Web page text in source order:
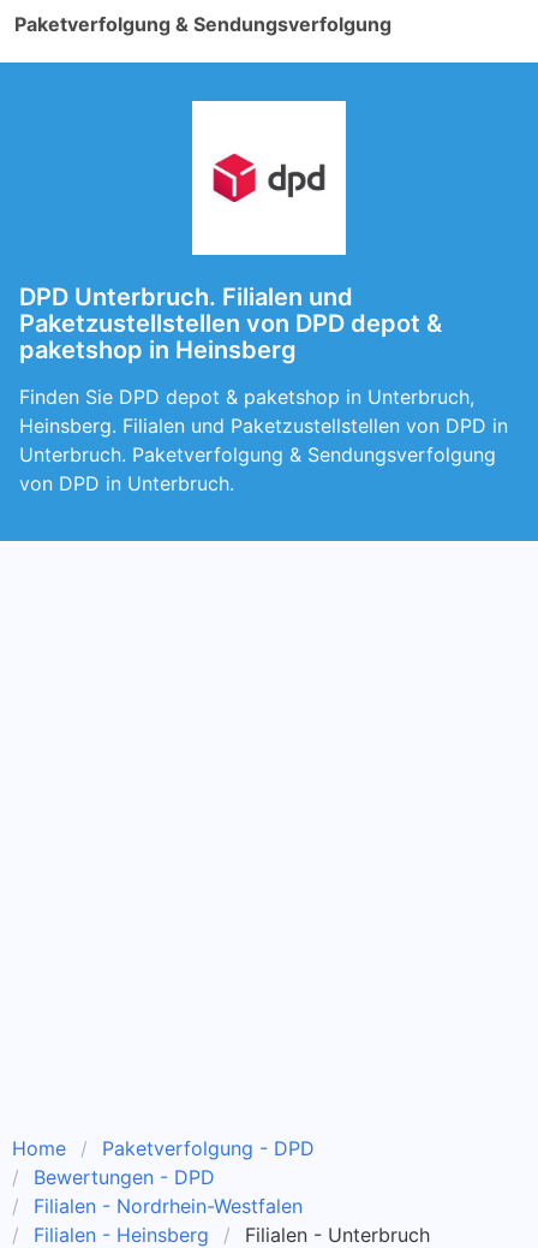
Paketverfolgung & Sendungsverfolgung
DPD Unterbruch. Filialen und
Paketzustellstellen von DPD depot &
paketshop in Heinsberg
Finden Sie DPD depot & paketshop in Unterbruch,
Heinsberg. Filialen und Paketzustellstellen von DPD in
Unterbruch. Paketverfolgung & Sendungsverfolgung
von DPD in Unterbruch.
Home
Paketverfolgung - DPD
Bewertungen - DPD
Filialen - Nordrhein-Westfalen
Filialen - Heinsberg
Filialen - Unterbruch